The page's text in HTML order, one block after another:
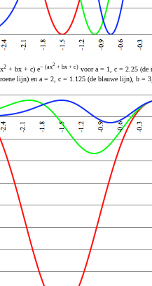
2 + bx + c) e− (ax2 + bx + c) voor a = 1, c = 2.25 (de
lijn) en a = 2, c = 1.125 (de blauwe lijn), b =